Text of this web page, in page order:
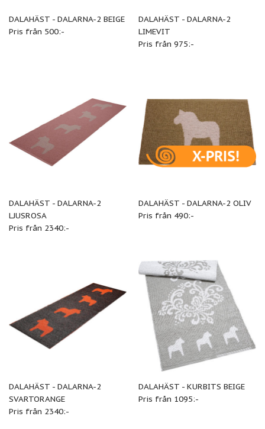
DALAHÄST - DALARNA-2 BEIGE
Pris från 500:-
DALAHÄST - DALARNA-2
LIMEVIT
Pris från 975:-
DALAHÄST - DALARNA-2
LJUSROSA
Pris från 2340:-
DALAHÄST - DALARNA-2 OLIV
Pris från 490:-
DALAHÄST - DALARNA-2
SVARTORANGE
Pris från 2340:-
DALAHÄST - KURBITS BEIGE
Pris från 1095:-